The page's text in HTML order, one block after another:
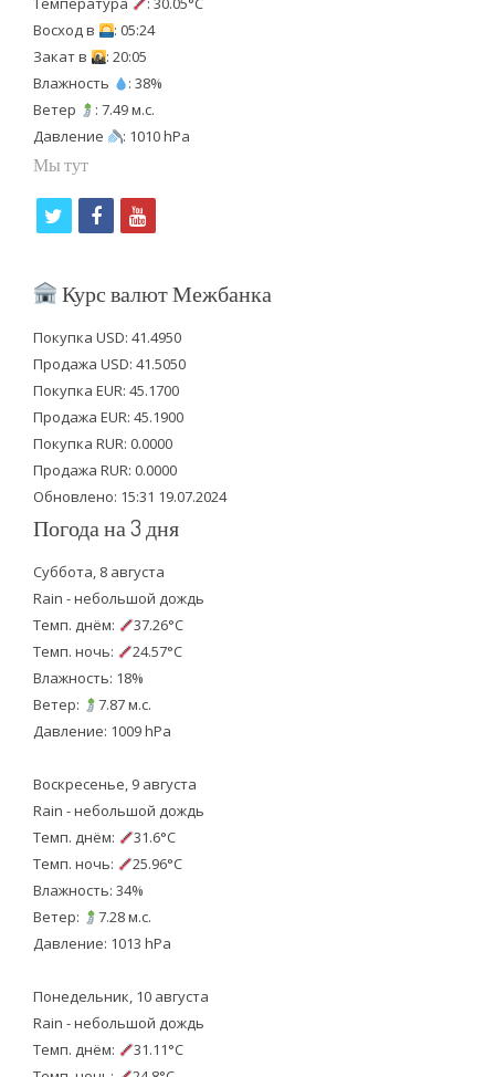
Восход в
: 05:24
Закат в
: 20:05
Влажность
: 38%
Ветер
: 7.49 м.с.
Давление
: 1010 hPa
Мы тут
i
t
e
r
f
c
b
o
o
k
y
u
u
b
e
Курс валют Межбанка
Покупка USD: 41.4950
Продажа USD: 41.5050
Покупка EUR: 45.1700
Продажа EUR: 45.1900
Покупка RUR: 0.0000
Продажа RUR: 0.0000
Обновлено: 15:31 19.07.2024
Погода на 3 дня
Суббота, 8 августа
Rain - небольшой дождь
Темп. днём:
37.26°C
Темп. ночь:
24.57°C
Влажность: 18%
Ветер:
7.87 м.с.
Давление: 1009 hPa
Воскресенье, 9 августа
Rain - небольшой дождь
Темп. днём:
31.6°C
Темп. ночь:
25.96°C
Влажность: 34%
Ветер:
7.28 м.с.
Давление: 1013 hPa
Понедельник, 10 августа
Rain - небольшой дождь
Темп. днём:
31.11°C